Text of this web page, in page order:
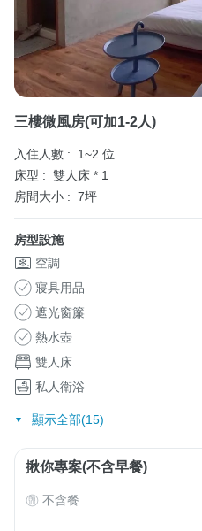
三樓微風房(可加1-2人)
入住人數 :
1~2 位
床型 : 雙人床 * 1
房間大小 : 7坪
房型設施
空調
寢具用品
遮光窗簾
熱水壺
雙人床
私人衛浴
顯示全部(15)
揪你專案(不含早餐)
不含餐